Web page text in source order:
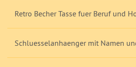
Retro Becher Tasse fuer Beruf und
Schluesselanhaenger mit Namen